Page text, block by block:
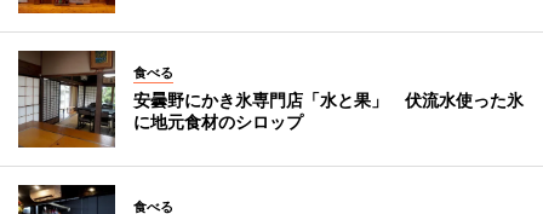
食べる
安曇野にかき氷専門店「水と果」 伏流水使った氷
に地元食材のシロップ
食べる